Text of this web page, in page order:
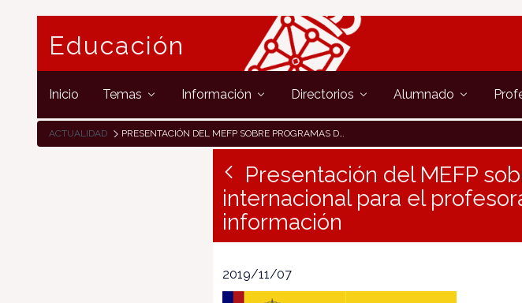
Educación
Inicio Temas Información Directorios Alumnado
ACTUALIDAD PRESENTACIÓN DEL MEFP SOBRE PROGRAMAS DE MOVILIDAD INTERNACIONAL PARA EL PROFESORADO: YA ESTÁ DISPONIBLE LA INFORMACIÓN
Presentación del MEFP
internacional para el
información
2019/11/07